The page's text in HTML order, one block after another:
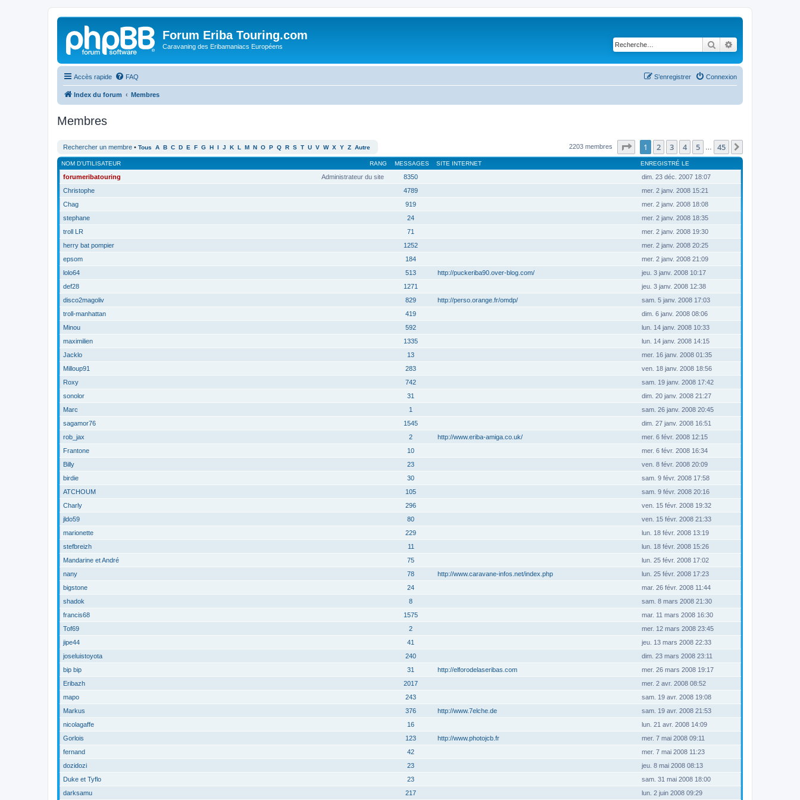
Forum Eriba Touring.com
Caravaning des Eribamaniacs Européens Rechercher
Accès rapide FAQ Connexion
S’enregistrer
Index du forum Membres
Membres
Rechercher un membre • Tous A B C D E F G H I J K L M N O P Q R S T U V W X Y Z Autre 2203 membres Page sur45
1 2 3 4 5 45
RANG
NOM D’UTILISATEUR MESSAGES SITE INTERNET ENREGISTRÉ LE
Administrateur du site
forumeribatouring 8350
dim. 23 déc. 2007 18:07
Christophe
4789
mer. 2 janv. 2008 15:21
Chag
919
mer. 2 janv. 2008 18:08
stephane
24
mer. 2 janv. 2008 18:35
troll LR
71
mer. 2 janv. 2008 19:30
herry bat pompier
1252
mer. 2 janv. 2008 20:25
epsom
184
mer. 2 janv. 2008 21:09
lolo64
513 http://puckeriba90.over-blog.com/
jeu. 3 janv. 2008 10:17
def28
1271
jeu. 3 janv. 2008 12:38
disco2magoliv
829 http://perso.orange.fr/omdp/
sam. 5 janv. 2008 17:03
troll-manhattan
419
dim. 6 janv. 2008 08:06
Minou
592
lun. 14 janv. 2008 10:33
maximilien
1335
lun. 14 janv. 2008 14:15
Jacklo
13
mer. 16 janv. 2008 01:35
Milloup91
283
ven. 18 janv. 2008 18:56
Roxy
742
sam. 19 janv. 2008 17:42
sonolor
31
dim. 20 janv. 2008 21:27
Marc
1
sam. 26 janv. 2008 20:45
sagamor76
1545
dim. 27 janv. 2008 16:51
rob_jax
2 http://www.eriba-amiga.co.uk/
mer. 6 févr. 2008 12:15
Frantone
10
mer. 6 févr. 2008 16:34
Billy
23
ven. 8 févr. 2008 20:09
birdie
30
sam. 9 févr. 2008 17:58
ATCHOUM
105
sam. 9 févr. 2008 20:16
Charly
296
ven. 15 févr. 2008 19:32
jldo59
80
ven. 15 févr. 2008 21:33
marionette
229
lun. 18 févr. 2008 13:19
stefbreizh
11
lun. 18 févr. 2008 15:26
Mandarine et André
75
lun. 25 févr. 2008 17:02
nany
78 http://www.caravane-infos.net/index.php
lun. 25 févr. 2008 17:23
bigstone
24
mar. 26 févr. 2008 11:44
shadok
8
sam. 8 mars 2008 21:30
francis68
1575
mar. 11 mars 2008 16:30
Tof69
2
mer. 12 mars 2008 23:45
jipe44
41
jeu. 13 mars 2008 22:33
joseluistoyota
240
dim. 23 mars 2008 23:11
bip bip
31 http://elforodelaseribas.com
mer. 26 mars 2008 19:17
Eribazh
2017
mer. 2 avr. 2008 08:52
mapo
243
sam. 19 avr. 2008 19:08
Markus
376 http://www.7elche.de
sam. 19 avr. 2008 21:53
nicolagaffe
16
lun. 21 avr. 2008 14:09
Gorlois
123 http://www.photojcb.fr
mer. 7 mai 2008 09:11
fernand
42
mer. 7 mai 2008 11:23
dozidozi
23
jeu. 8 mai 2008 08:13
Duke et Tyflo
23
sam. 31 mai 2008 18:00
darksamu
217 lun. 2 juin 2008 09:29